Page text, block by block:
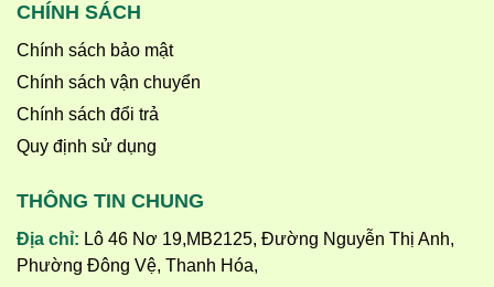
CHÍNH SÁCH
Chính sách bảo mật
Chính sách vận chuyển
Chính sách đổi trả
Quy định sử dụng
THÔNG TIN CHUNG
Địa chỉ: Lô 46 Nơ 19,MB2125, Đường Nguyễn Thị Anh,
Phường Đông Vệ, Thanh Hóa,